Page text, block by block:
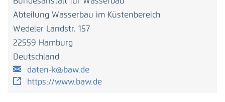
Abteilung Wasserbau im Küstenbereich
Wedeler Landstr. 157
22559 Hamburg
Deutschland
daten-k@baw.de
https://www.baw.de